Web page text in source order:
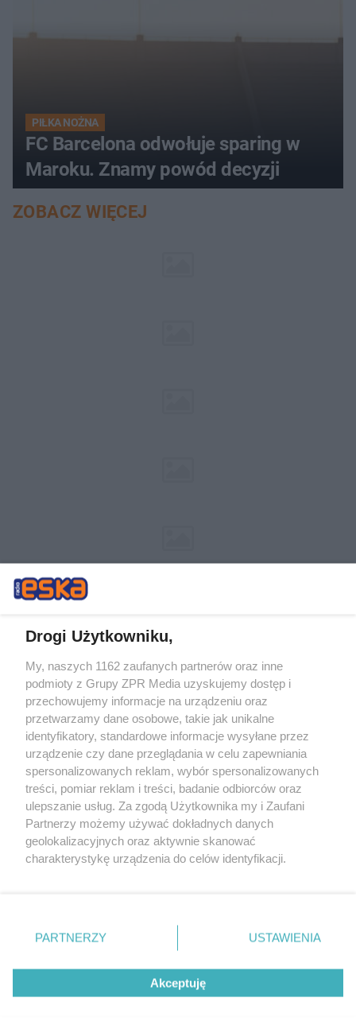
PIŁKA NOŻNA
FC Barcelona odwołuje sparing w
Maroku. Znamy powód decyzji
ZOBACZ WIĘCEJ
Żaden utwór zamieszczony w serwisie nie może być powielany i
rozpowszechniany lub dalej rozpowszechniany w jakikolwiek sposób (w
tym także elektroniczny lub mechaniczny) na jakimkolwiek polu
eksploatacji w jakiejkolwiek formie, włącznie z umieszczaniem w
Internecie bez pisemnej zgody właściciela praw. Jakiekolwiek użycie lub
wykorzystanie utworów w całości lub w części z naruszeniem prawa,
tzn. bez właściwej zgody, jest zabronione pod groźbą kary i może być
ścigane prawnie.
© 2026 Grupa ZPR Media
Drogi Użytkowniku,
My, naszych 1162 zaufanych partnerów oraz inne
podmioty z Grupy ZPR Media uzyskujemy dostęp i
przechowujemy informacje na urządzeniu oraz
przetwarzamy dane osobowe, takie jak unikalne
identyfikatory, standardowe informacje wysyłane przez
urządzenie czy dane przeglądania w celu zapewniania
spersonalizowanych reklam, wybór spersonalizowanych
treści, pomiar reklam i treści, badanie odbiorców oraz
ulepszanie usług. Za zgodą Użytkownika my i Zaufani
Partnerzy możemy używać dokładnych danych
geolokalizacyjnych oraz aktywnie skanować
charakterystykę urządzenia do celów identyfikacji.
zmienić/wycofać klikając przycisk ustawień prywatności
znajdujący się w lewym dolnym rogu strony
rodzaje przetwarzania danych nie wymagają zgody
użytkownika, ale masz prawo sprzeciwić się takiemu
przetwarzaniu. Preferencje będą miały zastosowanie tylko
PARTNERZY USTAWIENIA
Akceptuję